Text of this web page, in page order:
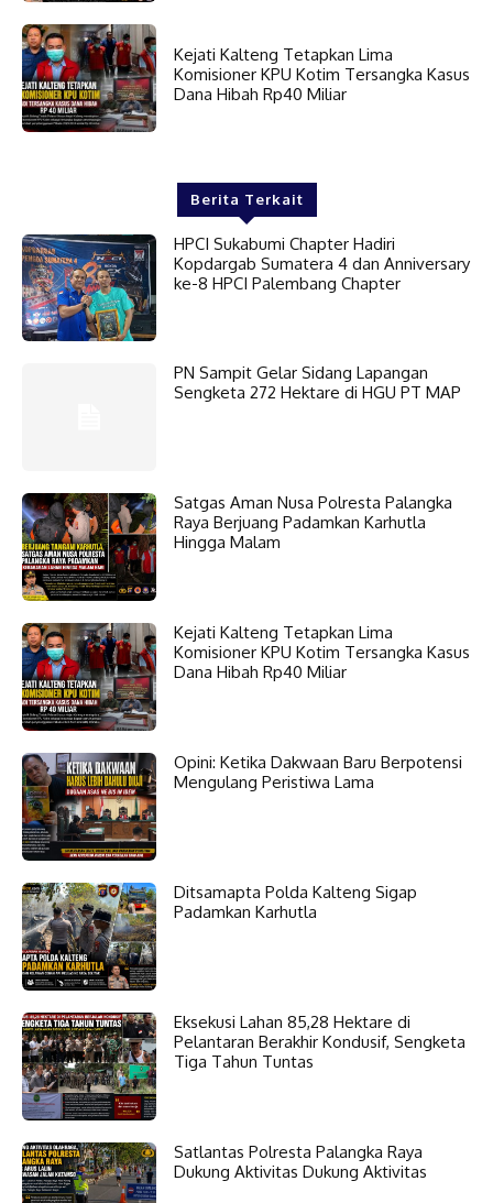
Kejati Kalteng Tetapkan Lima
Komisioner KPU Kotim Tersangka Kasus
Dana Hibah Rp40 Miliar
Berita Terkait
HPCI Sukabumi Chapter Hadiri
Kopdargab Sumatera 4 dan Anniversary
ke-8 HPCI Palembang Chapter
PN Sampit Gelar Sidang Lapangan
Sengketa 272 Hektare di HGU PT MAP
Satgas Aman Nusa Polresta Palangka
Raya Berjuang Padamkan Karhutla
Hingga Malam
Kejati Kalteng Tetapkan Lima
Komisioner KPU Kotim Tersangka Kasus
Dana Hibah Rp40 Miliar
Opini: Ketika Dakwaan Baru Berpotensi
Mengulang Peristiwa Lama
Ditsamapta Polda Kalteng Sigap
Padamkan Karhutla
Eksekusi Lahan 85,28 Hektare di
Pelantaran Berakhir Kondusif, Sengketa
Tiga Tahun Tuntas
Satlantas Polresta Palangka Raya
Dukung Aktivitas Dukung Aktivitas